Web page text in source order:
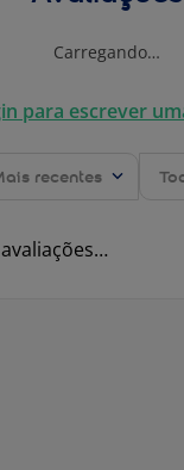
Carregando…
para escrever
recentes